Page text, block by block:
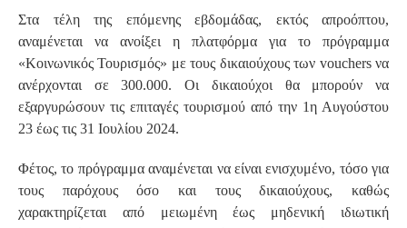
Στα τέλη της επόμενης εβδομάδας, εκτός απροόπτου,
αναμένεται να ανοίξει η πλατφόρμα για το πρόγραμμα
«Κοινωνικός Τουρισμός» με τους δικαιούχους των vouchers να
ανέρχονται σε 300.000. Οι δικαιούχοι θα μπορούν να
εξαργυρώσουν τις επιταγές τουρισμού από την 1η Αυγούστου
23 έως τις 31 Ιουλίου 2024.
Φέτος, το πρόγραμμα αναμένεται να είναι ενισχυμένο, τόσο για
τους παρόχους όσο και τους δικαιούχους, καθώς
χαρακτηρίζεται από μειωμένη έως μηδενική ιδιωτική